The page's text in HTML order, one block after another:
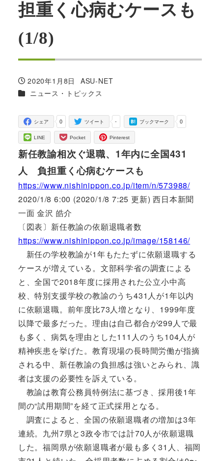
担重く心病むケースも
(1/8)
投稿日
2020年1月8日
著
者
ASU-NET
カテゴリー
ニュース・トピックス
0
シェア -
ツイート 0
ブックマーク
LINE Pocket Pinterest
新任教諭相次ぐ退職、1年内に全国431
人 負担重く心病むケースも
https://www.nishinippon.co.jp/item/n/573988/
2020/1/8 6:00 (2020/1/8 7:25 更新) 西日本新聞
一面 金沢 皓介
〔図表〕新任教諭の依願退職者数
https://www.nishinippon.co.jp/image/158146/
新任の学校教諭が1年もたたずに依願退職する
ケースが増えている。文部科学省の調査による
と、全国で2018年度に採用された公立小中高
校、特別支援学校の教諭のうち431人が1年以内
に依願退職。前年度比73人増となり、1999年度
以降で最多だった。理由は自己都合が299人で最
も多く、病気を理由とした111人のうち104人が
精神疾患を挙げた。教育現場の長時間労働が指摘
される中、新任教諭の負担感は強いとみられ、識
者は支援の必要性を訴えている。
教諭は教育公務員特例法に基づき、採用後1年
間の“試用期間”を経て正式採用となる。
調査によると、全国の依願退職者の増加は3年
連続。九州7県と3政令市では計70人が依願退職
した。福岡県が依願退職者が最も多く31人、福岡